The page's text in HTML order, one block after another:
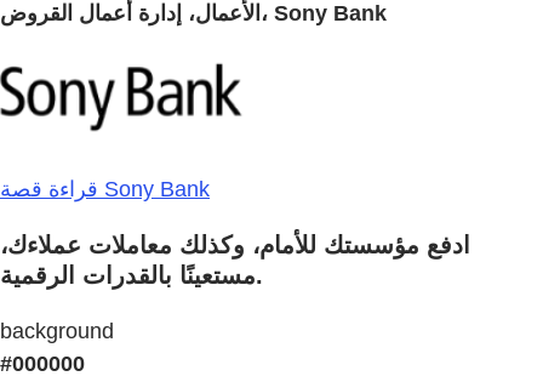
الأعمال، إدارة أعمال القروض، Sony Bank
قراءة قصة Sony Bank
ادفع مؤسستك للأمام، وكذلك معاملات عملاءك،
مستعينًا بالقدرات الرقمية.
background
#000000